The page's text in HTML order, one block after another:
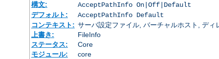
構文:
AcceptPathInfo On|Off|Default
デフォルト:
AcceptPathInfo Default
コンテキスト: サーバ設定ファイル, バーチャルホスト, ディ
上書き:
FileInfo
ステータス:
Core
モジュール:
core